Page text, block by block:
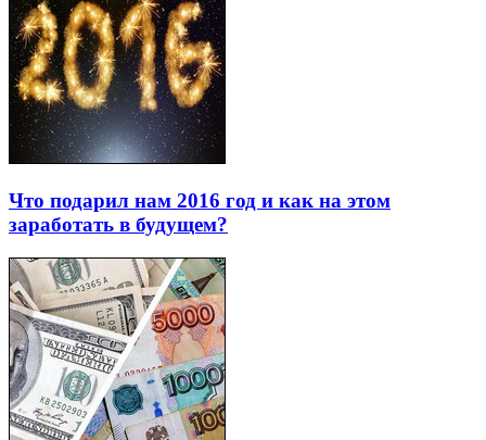
Что подарил нам 2016 год и как на этом
заработать в будущем?